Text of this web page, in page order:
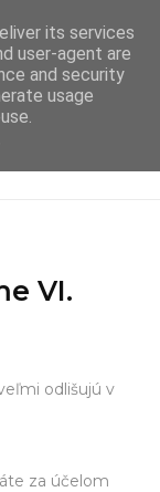
VI.
odlišujú v
za účelom
its services
user-agent are
and security
usage